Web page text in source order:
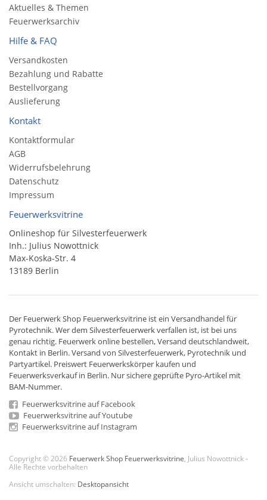
Aktuelles & Themen
Feuerwerksarchiv
Hilfe & FAQ
Versandkosten
Bezahlung und Rabatte
Bestellvorgang
Auslieferung
Kontakt
Kontaktformular
AGB
Widerrufsbelehrung
Datenschutz
Impressum
Feuerwerksvitrine
Onlineshop für Silvesterfeuerwerk
Inh.: Julius Nowottnick
Max-Koska-Str. 4
13189 Berlin
Der Feuerwerk Shop Feuerwerksvitrine ist ein Versandhandelfür
Pyrotechnik. Wer dem Silvesterfeuerwerk verfallen ist, ist bei uns
genau richtig. Feuerwerk online bestellen,Versand deutschlandweit,
Kontakt in Berlin. Versand von Silvesterfeuerwerk, Pyrotechnik und
Partyartikel. Preiswert Feuerwerkskörper kaufen und
Feuerwerksverkauf in Berlin. Nur sichere geprüfte Pyro-Artikel mit
BAM-Nummer.
Feuerwerksvitrine auf Facebook
Feuerwerksvitrine auf Youtube
Feuerwerksvitrine auf Instagram
Copyright © 2026 Feuerwerk Shop Feuerwerksvitrine , Julius Nowottnick -
Alle Rechte vorbehalten
Ansicht umschalten: Desktopansicht